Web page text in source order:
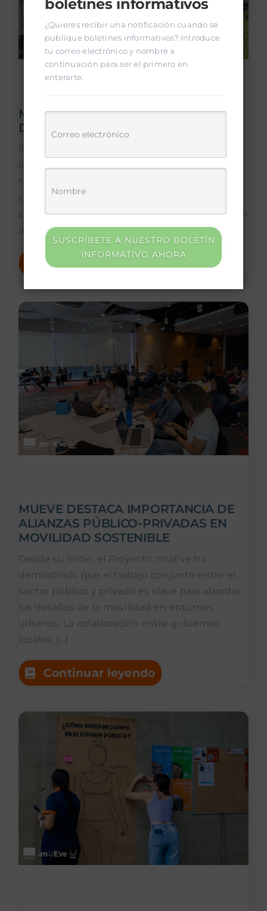
MUEVE IMPACTARÁ COMUNIDADES
DE MANERA INTEGRAL
El Proyecto mUEve presenta una visión
integral para abordar los desafíos del
transporte y el desarrollo urbano en los 15
cantones participantes. Los diferentes
productos que se deben entregar contribuirán
a la mejora de la [...]
Continuar leyendo
MUEVE DESTACA IMPORTANCIA DE
ALIANZAS PÚBLICO-PRIVADAS EN
MOVILIDAD SOSTENIBLE
Desde su inicio, el Proyecto mUEve ha
demostrado que el trabajo conjunto entre el
sector público y privado es clave para abordar
los desafíos de la movilidad en entornos
urbanos. La colaboración entre gobiernos
locales, [...]
Continuar leyendo
boletines informativos
¿Quieres recibir una notificación cuando se
publique boletines informativos? Introduce
tu correo electrónico y nombre a
continuación para ser el primero en
enterarte.
SUSCRÍBETE A NUESTRO BOLETÍN
INFORMATIVO AHORA